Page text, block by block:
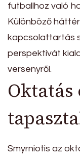
futballhoz való
Különböző
kapcsolattartás
perspektívát
versenyről.
Oktatás
Smyrniotis az